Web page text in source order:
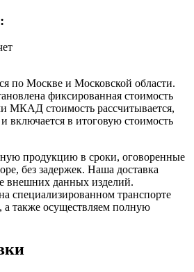
по Москве и Московской области.
фиксированная стоимость
МКАД стоимость рассчитывается,
включается в итоговую стоимость
продукцию в сроки, оговоренные
без задержек. Наша доставка
внешних данных изделий.
специализированном транспорте
а также осуществляем полную